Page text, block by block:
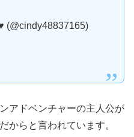
(@cindy48837165)
アドベンチャーの主人公が
からと言われています。